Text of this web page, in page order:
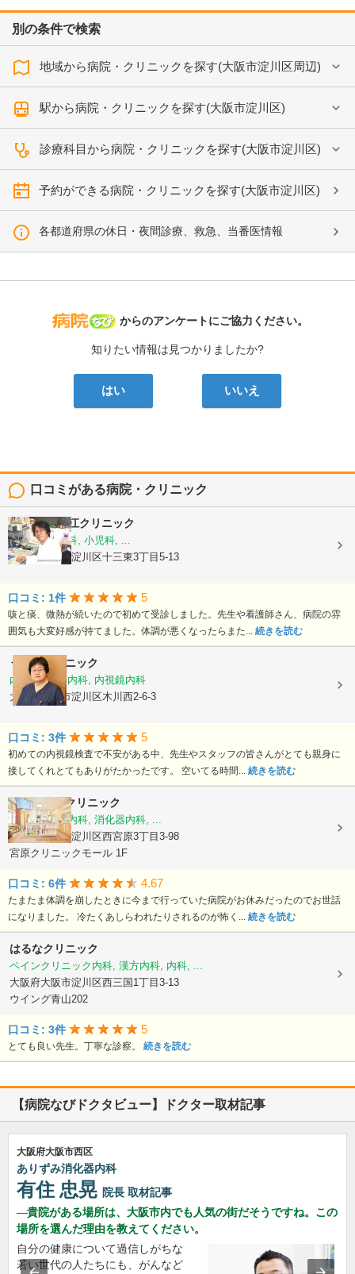
別の条件で検索
地域から病院・クリニックを探す(大阪市淀川区周辺)
駅から病院・クリニックを探す(大阪市淀川区)
診療科目から病院・クリニックを探す(大阪市淀川区)
予約ができる病院・クリニックを探す(大阪市淀川区)
各都道府県の休日・夜間診療、救急、当番医情報
病院なび
からのアンケートにご協力ください。
知りたい情報は見つかりましたか?
はい いいえ
口コミがある病院・クリニック
医療法人細江クリニック
内科, 呼吸器科, 小児科, ...
大阪府大阪市淀川区十三東3丁目5-13
口コミ: 1件 5
咳と痰、微熱が続いたので初めて受診しました。先生や看護師さん、病院の雰
囲気も大変好感が持てました。体調が悪くなったらまた... 続きを読む
うえだクリニック
内科, 消化器内科, 内視鏡内科
大阪府大阪市淀川区木川西2-6-3
口コミ: 3件 5
初めての内視鏡検査で不安がある中、先生やスタッフの皆さんがとても親身に
接してくれとてもありがたかったです。 空いてる時間... 続きを読む
ひさこ内科クリニック
内科, 呼吸器内科, 消化器内科, ...
大阪府大阪市淀川区西宮原3丁目3-98
宮原クリニックモール 1F
口コミ: 6件 4.67
たまたま体調を崩したときに今まで行っていた病院がお休みだったのでお世話
になりました。 冷たくあしらわれたりされるのが怖く... 続きを読む
はるなクリニック
ペインクリニック内科, 漢方内科, 内科, ...
大阪府大阪市淀川区西三国1丁目3-13
ウイング青山202
口コミ: 3件 5
とても良い先生。丁寧な診察。 続きを読む
【病院なびドクタビュー】ドクター取材記事
大阪府大阪市西区
ありずみ消化器内科
有住 忠晃 院長 取材記事
貴院がある場所は、大阪市内でも人気の街だそうですね。この
場所を選んだ理由を教えてください。
自分の健康について過信しがちな
若い世代の人たちにも、がんなど